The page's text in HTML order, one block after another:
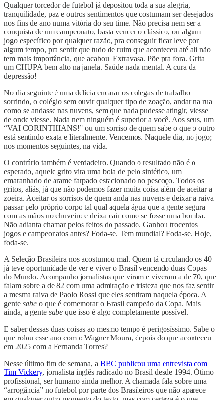
Qualquer torcedor de futebol já depositou toda a sua alegria,
tranquilidade, paz e outros sentimentos que costumam ser desejados
nos fins de ano numa vitória do seu time. Não precisa nem ser a
conquista de um campeonato, basta vencer o clássico, ou algum
jogo específico por qualquer razão, pra conseguir ficar leve por
algum tempo, pra sentir que tudo de ruim que aconteceu até ali não
tem mais importância, que acabou. Extravasa. Põe pra fora. Grita
um CHUPA bem alto na janela. Saúde nada mental. A cura da
depressão!
No dia seguinte é uma delícia encarar os colegas de trabalho
sorrindo, o colégio sem ouvir qualquer tipo de zoação, andar na rua
como se andasse nas nuvens, sem que nada pudesse atingir, viesse
de onde viesse. Nada nem ninguém é superior a você. Aos seus, um
“VAI CORINTHIANS!” ou um sorriso de quem sabe o que o outro
está sentindo exata e literalmente. Vencemos. Naquele dia, no jogo;
nos momentos seguintes, na vida.
O contrário também é verdadeiro. Quando o resultado não é o
esperado, aquele grito vira uma bola de pelo sintético, um
emaranhado de arame farpado estacionado no pescoço. Todos os
gritos, aliás, já que não podemos fazer muita coisa além de aceitar a
zoeira. Aceitar os sorrisos de quem anda nas nuvens e deixar a raiva
passar pelo próprio corpo tal qual aquela água que a gente segura
com as mãos no chuveiro e deixa cair como se fosse uma bomba.
Não adianta chamar pelos feitos do passado. Ganhou trocentos
jogos e campeonatos antes? Foda-se. Tem mundial? Foda-se. Hoje,
foda-se.
A Seleção Brasileira nos acostumou mal. Quem tá circulando os 40
já teve oportunidade de ver e viver o Brasil vencendo duas Copas
do Mundo. Acompanho jornalistas que viram e viveram a de 70, que
falam sobre a de 82 com uma admiração e tristeza que nos faz sentir
a mesma raiva de Paolo Rossi que eles sentiram naquela época. A
gente sabe o que é comemorar o Brasil campeão da Copa. Mais
ainda, a gente sabe que isso é algo completamente possível.
E saber dessas duas coisas ao mesmo tempo é perigosíssimo. Sabe o
que rolou esse ano com o Wagner Moura, depois do que aconteceu
em 2025 com a Fernanda Torres?
Nesse último fim de semana, a BBC publicou uma entrevista com
Tim Vickery, jornalista inglês radicado no Brasil desde 1994. Ótimo
profissional, ser humano ainda melhor. A chamada fala sobre uma
“arrogância” no futebol por parte dos Brasileiros que não aparece